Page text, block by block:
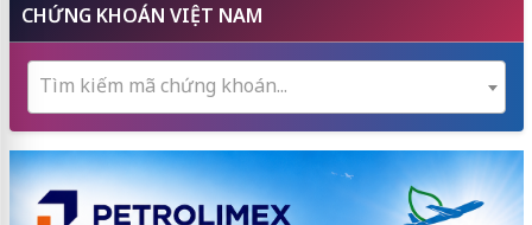
CHỨNG KHOÁN VIỆT NAM
Tìm kiếm mã chứng khoán...